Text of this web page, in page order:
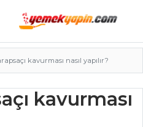
kavurması nasıl yapılır?
kavurması